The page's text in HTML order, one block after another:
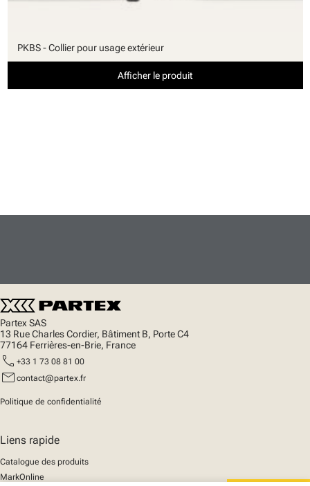
PKBS - Collier pour usage extérieur
Afficher le produit
Partex SAS
13 Rue Charles Cordier, Bâtiment B, Porte C4
77164 Ferrières-en-Brie, France
call +33 1 73 08 81 00
mail contact@partex.fr
Politique de confidentialité
Liens rapide
Catalogue des produits
MarkOnline